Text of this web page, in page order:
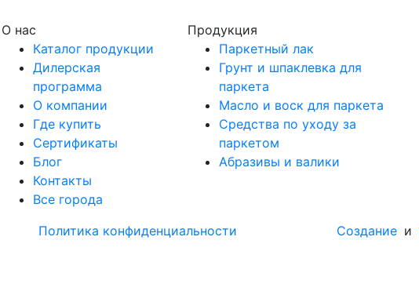
О нас
Каталог продукции
Дилерская
программа
О компании
Где купить
Сертификаты
Блог
Контакты
Все города
Продукция
Паркетный лак
Грунт и шпаклевка для
паркета
Масло и воск для паркета
Средства по уходу за
паркетом
Абразивы и валики
Политика конфиденциальности Создание и